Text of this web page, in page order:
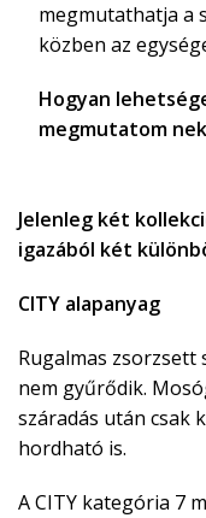
megmutathatja a
közben az
Hogyan
megmutatom
Jelenleg két
igazából két
CITY alapanyag
Rugalmas zsorzsett
nem gyűrődik.
száradás után csak
hordható is.
A CITY kategória 7